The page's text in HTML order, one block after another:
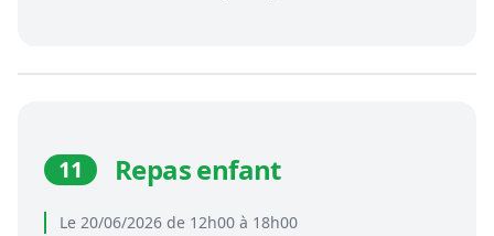
Le 20/06/2026 de 12h00 à 18h00
11 Repas enfant